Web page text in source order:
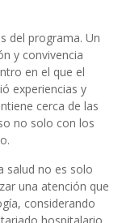
del programa. Un
y convivencia
en el que el
experiencias y
cerca de las
no solo con los
salud no es solo
una atención que
considerando